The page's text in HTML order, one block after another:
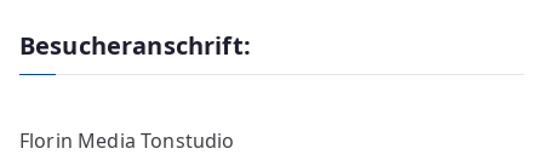
Besucheranschrift:
Florin Media Tonstudio